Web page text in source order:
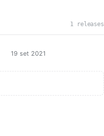
1 releases
19 set 2021